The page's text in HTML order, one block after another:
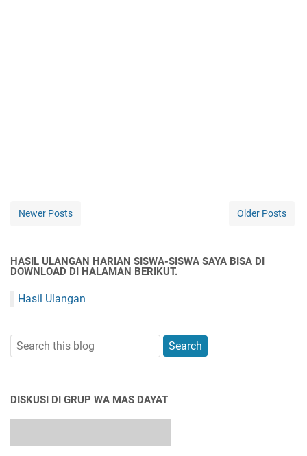
Newer Posts Older Posts
HASIL ULANGAN HARIAN SISWA-SISWA SAYA BISA DI
DOWNLOAD DI HALAMAN BERIKUT.
Hasil Ulangan
DISKUSI DI GRUP WA MAS DAYAT